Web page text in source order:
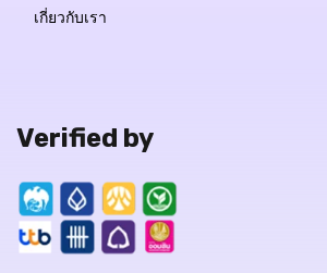
เกี่ยวกับเรา
Verified by